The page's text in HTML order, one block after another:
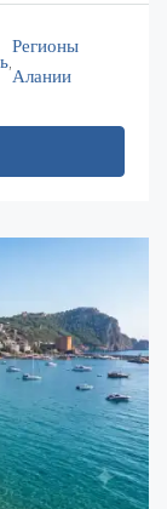
,
Регионы
Алании